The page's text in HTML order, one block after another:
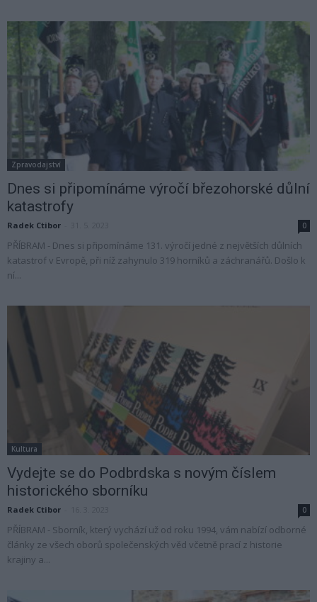
Zpravodajství
Dnes si připomínáme výročí březohorské důlní
katastrofy
Radek Ctibor 0
PŘÍBRAM - Dnes si připomínáme 131. výročí jedné z největších důlních
katastrof v Evropě, při níž zahynulo 319 horníků a záchranářů. Došlo k
ní...
Kultura
Vydejte se do Podbrdska s novým číslem
historického sborníku
Radek Ctibor 0
PŘÍBRAM - Sborník, který vychází už od roku 1994, vám nabízí odborné
články ze všech oborů společenských věd včetně prací z historie
krajiny a...